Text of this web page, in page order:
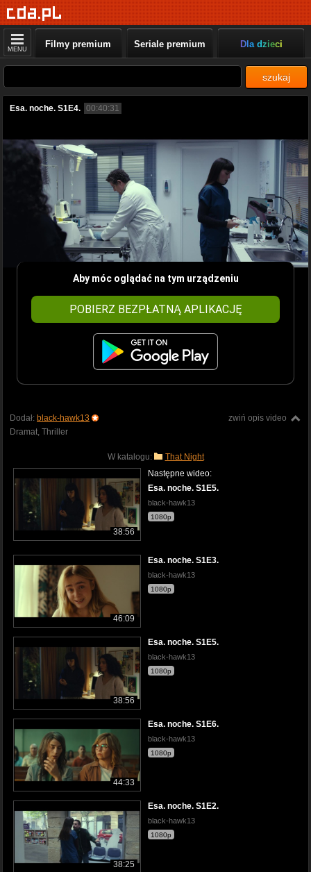
MENU Filmy premium Seriale premium Dla dzieci
szukaj
Esa. noche. S1E4. 00:40:31
Aby móc oglądać na tym urządzeniu
POBIERZ BEZPŁATNĄ APLIKACJĘ
zwiń opis video
Dodał: black-hawk13
Dramat, Thriller
W katalogu: That Night
38:56
Następne wideo:
Esa. noche. S1E5.
black-hawk13
1080p
46:09
Esa. noche. S1E3.
black-hawk13
1080p
38:56
Esa. noche. S1E5.
black-hawk13
1080p
44:33
Esa. noche. S1E6.
black-hawk13
1080p
38:25
Esa. noche. S1E2.
black-hawk13
1080p